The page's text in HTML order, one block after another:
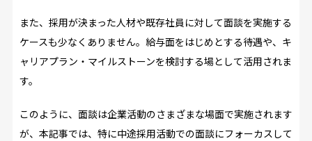
また、採用が決まった人材や既存社員に対して面談を実施する
ケースも少なくありません。給与面をはじめとする待遇や、キ
ャリアプラン・マイルストーンを検討する場として活用されま
す。
このように、面談は企業活動のさまざまな場面で実施されます
が、本記事では、特に中途採用活動での面談にフォーカスして